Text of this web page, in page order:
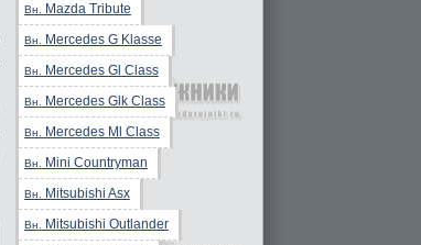
Вн. Mazda Tribute
Вн. Mercedes G Klasse
Вн. Mercedes Gl Class
Вн. Mercedes Glk Class
Вн. Mercedes Ml Class
Вн. Mini Countryman
Вн. Mitsubishi Asx
Вн. Mitsubishi Outlander